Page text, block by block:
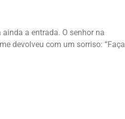
a entrada. O senhor na
devolveu com um sorriso: “Faça